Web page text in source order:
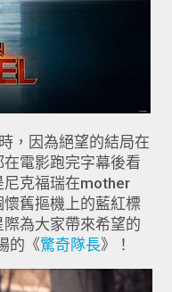
，因為絕望的結局在
電影跑完字幕後看
尼克福瑞在mother
舊摳機上的藍紅標
為大家帶來希望的
的《驚奇隊長》！